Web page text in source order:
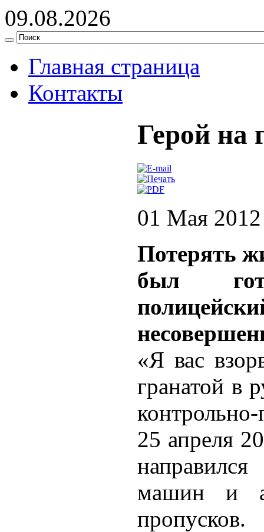
09.08.2026
Главная страница
Контакты
Герой на
01 Мая 2012
Потерять
был
«Я вас
гранатой в
25 апреля
машин и
пропусков.